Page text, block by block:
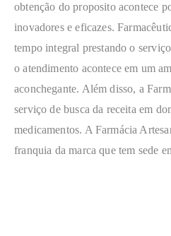
obtenção do proposito acontece
inovadores e eficazes.
tempo integral prestando o
o atendimento acontece em um
aconchegante. Além disso, a
serviço de busca da receita em
medicamentos. A Farmácia
franquia da marca que tem sede